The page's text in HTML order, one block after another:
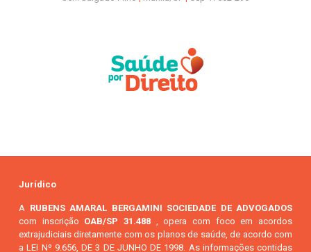
Jurídico
A RUBENS AMARAL BERGAMINI SOCIEDADE DE ADVOGADOS
com inscrição OAB/SP 31.488 , opera com foco em acordos
extrajudiciais diretamente com os planos de saúde, de acordo com
a LEI Nº 9.656, DE 3 DE JUNHO DE 1998. As informações contidas